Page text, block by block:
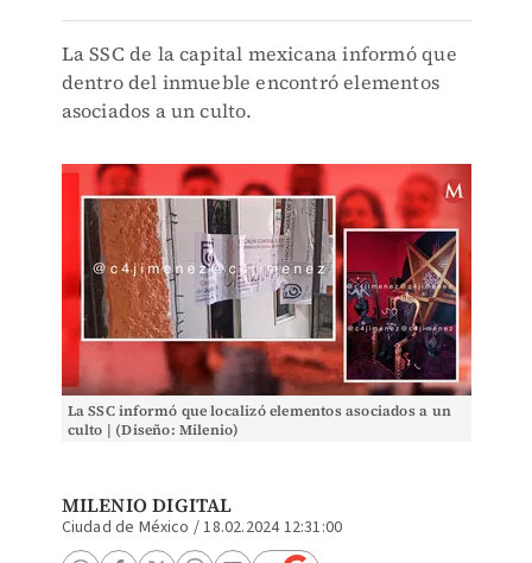
La SSC de la capital mexicana informó que
dentro del inmueble encontró elementos
asociados a un culto.
La SSC informó que localizó elementos asociados a un
culto | (Diseño: Milenio)
MILENIO DIGITAL
Ciudad de México /18.02.2024 12:31:00